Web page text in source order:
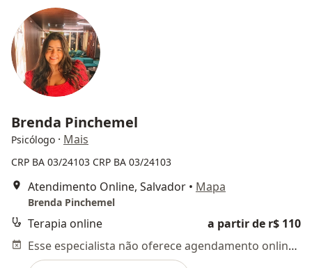
Brenda Pinchemel
Psicólogo · Mais
CRP BA 03/24103 CRP BA 03/24103
Atendimento Online, Salvador • Mapa
Brenda Pinchemel
Terapia online
a partir de r$ 110
Esse especialista não oferece agendamento online para esse endereço.